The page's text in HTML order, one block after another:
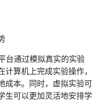
台通过模拟真实的实验
算机上完成实验操作，
成本。同时，虚拟实验可
生可以更加灵活地安排学